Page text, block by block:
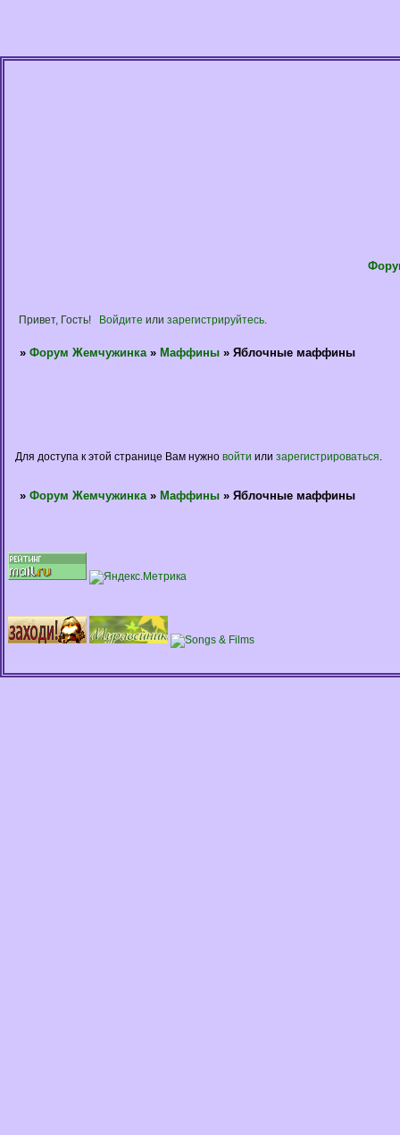
Привет, Гость! Войдите или зарегистрируйтесь.
» Форум Жемчужинка » Маффины » Яблочные маффины
Для доступа к этой странице Вам нужно войти или зарегистрироваться
» Форум Жемчужинка » Маффины » Яблочные маффины